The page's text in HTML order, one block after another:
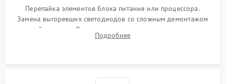
Перепайка элементов блока питания или процессора.
Замена выгоревших светодиодов со сложным демонтажом
хрупкой матрицы. Восстановление поврежденных дорожек,
прошивка микросхем памяти EEPROM
Подробнее